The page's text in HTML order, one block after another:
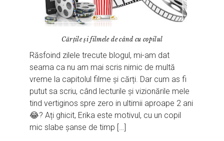
Cărțile și filmele de când cu copilul
Răsfoind zilele trecute blogul, mi-am dat
seama ca nu am mai scris nimic de multă
vreme la capitolul filme și cărți. Dar cum as fi
putut sa scriu, când lecturile și vizionările mele
tind vertiginos spre zero in ultimii aproape 2 ani
😂? Ați ghicit, Erika este motivul, cu un copil
mic slabe șanse de timp […]